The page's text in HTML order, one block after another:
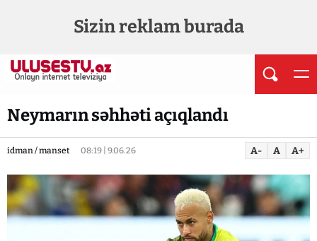
Sizin reklam burada
Neymarın səhhəti açıqlandı
idman / manset 08:19 | 9.06.26 A- A A+